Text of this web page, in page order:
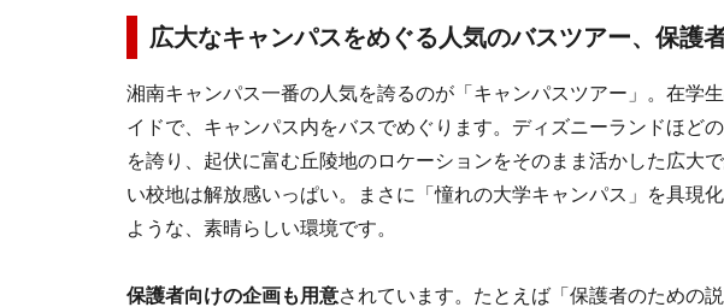
広大なキャンパスをめぐる人気のバスツアー、保護
湘南キャンパス一番の人気を誇るのが「キャンパスツアー」。在学
イドで、キャンパス内をバスでめぐります。ディズニーランドほど
を誇り、起伏に富む丘陵地のロケーションをそのまま活かした広大
い校地は解放感いっぱい。まさに「憧れの大学キャンパス」を具現
ような、素晴らしい環境です。
保護者向けの企画も用意されています。たとえば「保護者のための